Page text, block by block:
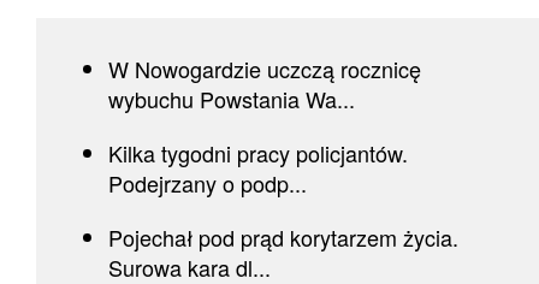
W Nowogardzie uczczą rocznicę
wybuchu Powstania Wa...
Kilka tygodni pracy policjantów.
Podejrzany o podp...
Pojechał pod prąd korytarzem życia.
Surowa kara dl...